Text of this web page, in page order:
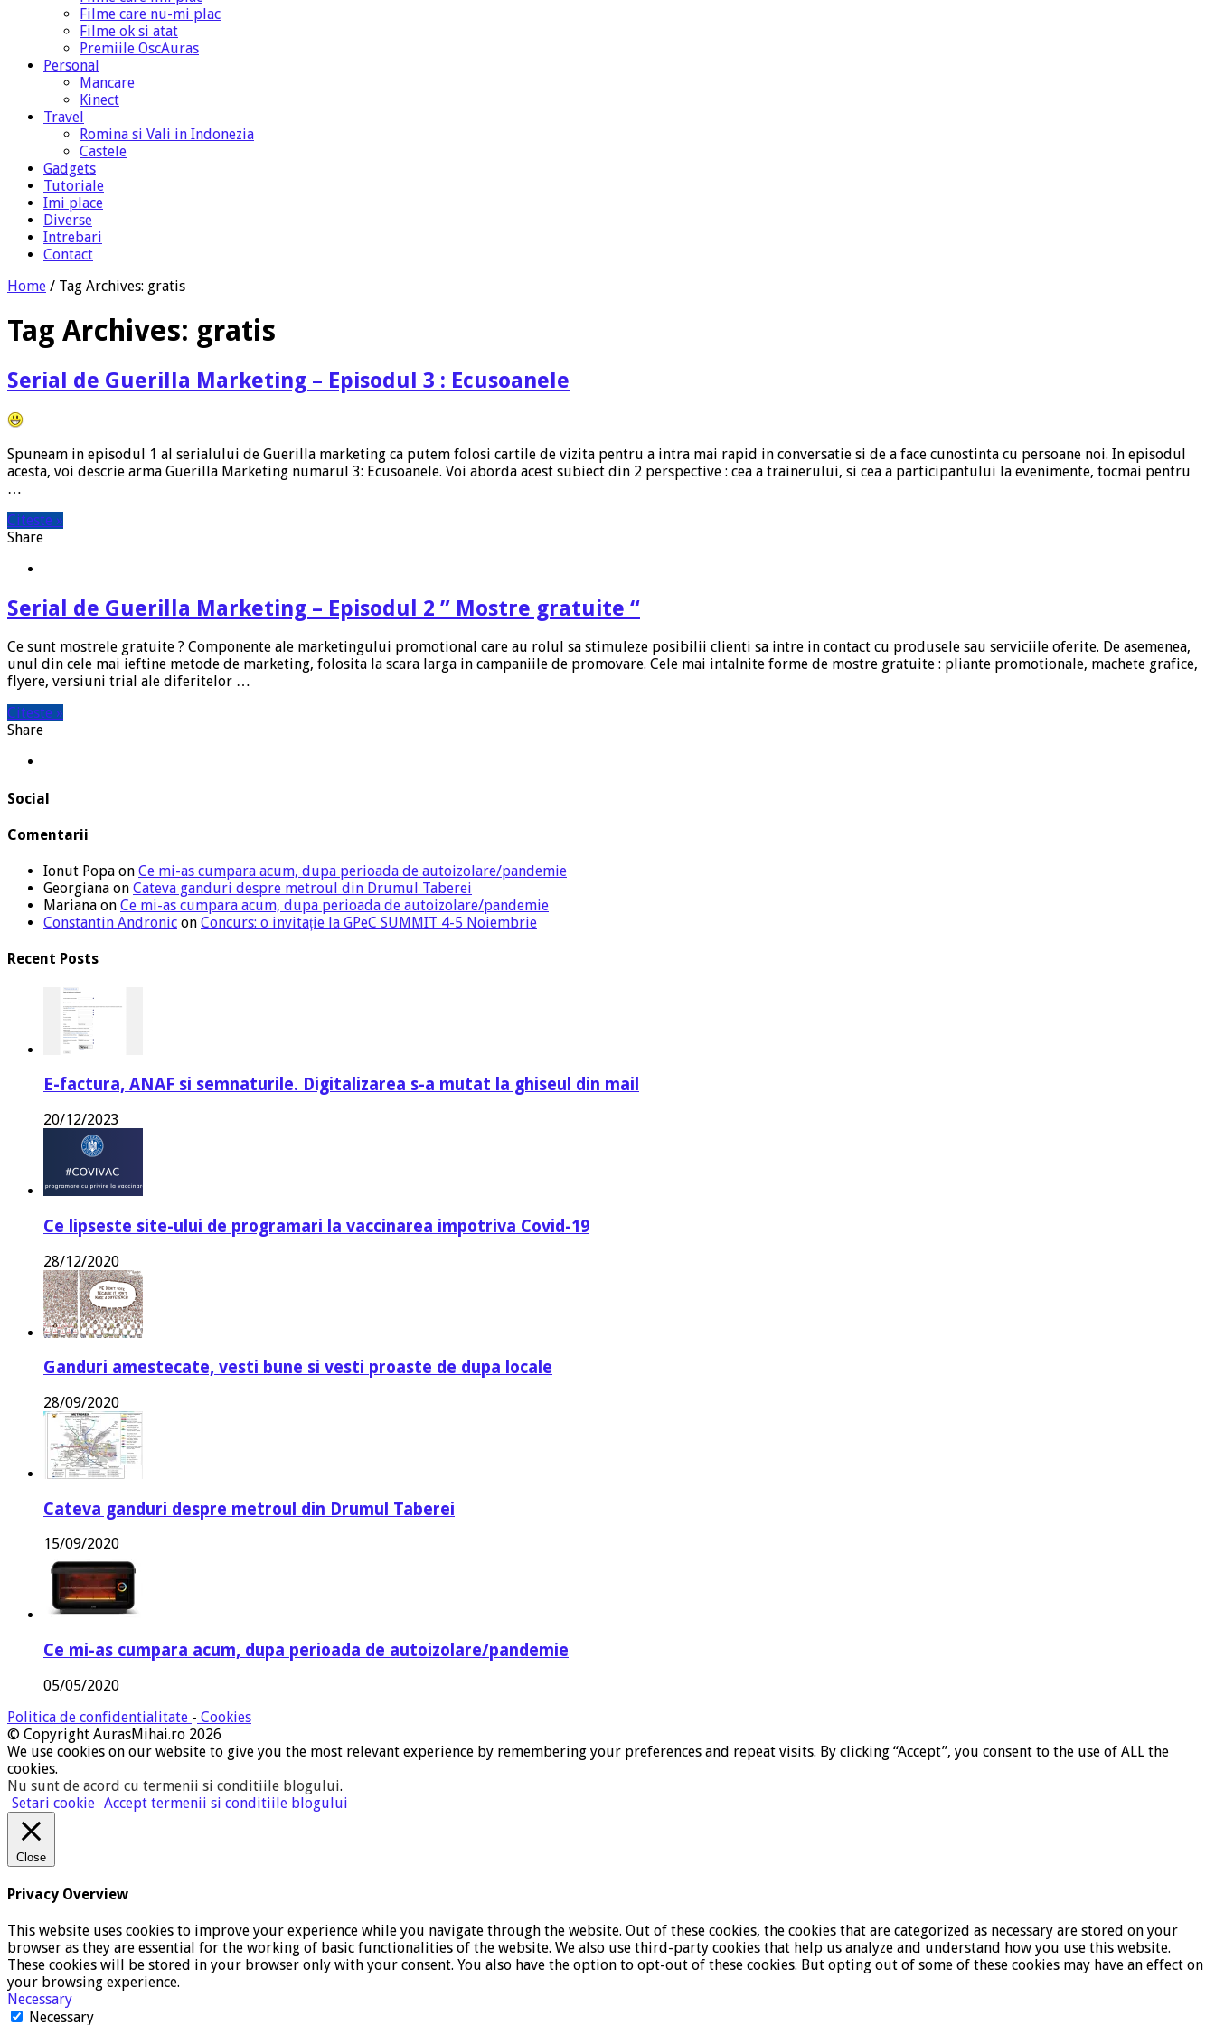
Filme care nu-mi plac
Filme ok si atat
Premiile OscAuras
Personal
Mancare
Kinect
Travel
Romina si Vali in Indonezia
Castele
Gadgets
Tutoriale
Imi place
Diverse
Intrebari
Contact
Home / Tag Archives: gratis
Tag Archives: gratis
Serial de Guerilla Marketing – Episodul 3 : Ecusoanele
Spuneam in episodul 1 al serialului de Guerilla marketing ca putem folosi cartile de vizita pentru a intra mai rapid in conversatie si de a face cunostinta cu persoane noi. In episodul
acesta, voi descrie arma Guerilla Marketing numarul 3: Ecusoanele. Voi aborda acest subiect din 2 perspective : cea a trainerului, si cea a participantului la evenimente, tocmai pentru
…
Citeste »
Share
Serial de Guerilla Marketing – Episodul 2 ” Mostre gratuite “
Ce sunt mostrele gratuite ? Componente ale marketingului promotional care au rolul sa stimuleze posibilii clienti sa intre in contact cu produsele sau serviciile oferite. De asemenea,
unul din cele mai ieftine metode de marketing, folosita la scara larga in campaniile de promovare. Cele mai intalnite forme de mostre gratuite : pliante promotionale, machete grafice,
flyere, versiuni trial ale diferitelor …
Citeste »
Share
Social
Comentarii
Ionut Popa on Ce mi-as cumpara acum, dupa perioada de autoizolare/pandemie
Georgiana on Cateva ganduri despre metroul din Drumul Taberei
Mariana on Ce mi-as cumpara acum, dupa perioada de autoizolare/pandemie
Constantin Andronic on Concurs: o invitație la GPeC SUMMIT 4-5 Noiembrie
Recent Posts
E-factura, ANAF si semnaturile. Digitalizarea s-a mutat la ghiseul din mail
20/12/2023
Ce lipseste site-ului de programari la vaccinarea impotriva Covid-19
28/12/2020
Ganduri amestecate, vesti bune si vesti proaste de dupa locale
28/09/2020
Cateva ganduri despre metroul din Drumul Taberei
15/09/2020
Ce mi-as cumpara acum, dupa perioada de autoizolare/pandemie
05/05/2020
Politica de confidentialitate - Cookies
© Copyright AurasMihai.ro 2026
We use cookies on our website to give you the most relevant experience by remembering your preferences and repeat visits. By clicking “Accept”, you consent to the use of ALL the
cookies.
Nu sunt de acord cu termenii si conditiile blogului.
Setari cookie Accept termenii si conditiile blogului
Close
Privacy Overview
This website uses cookies to improve your experience while you navigate through the website. Out of these cookies, the cookies that are categorized as necessary are stored on your
browser as they are essential for the working of basic functionalities of the website. We also use third-party cookies that help us analyze and understand how you use this website.
These cookies will be stored in your browser only with your consent. You also have the option to opt-out of these cookies. But opting out of some of these cookies may have an effect on
your browsing experience.
Necessary
Necessary